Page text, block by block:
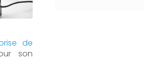
de
son